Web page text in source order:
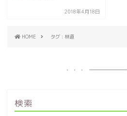
2018年4月18日
HOME タグ : 林道
検索